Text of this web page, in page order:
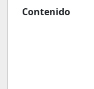
Contenido